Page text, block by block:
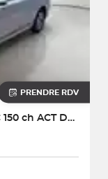
PRENDRE RDV
Octavia 1.5 TSI mHEV e-TEC 150 ch ACT DSG7